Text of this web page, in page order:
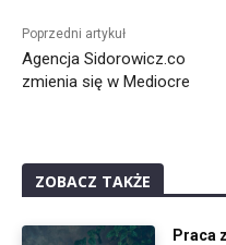
Poprzedni artykuł
Agencja Sidorowicz.co
zmienia się w Mediocre
ZOBACZ TAKŻE
Praca